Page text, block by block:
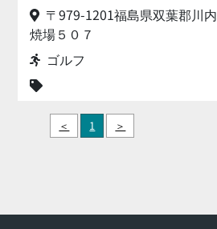
〒979-1201福島県双葉郡川
焼場５０７
ゴルフ
＜ 1 ＞